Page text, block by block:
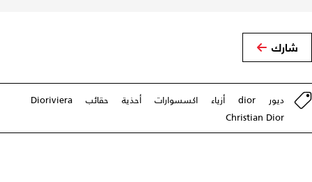
شارك
ديور dior أزياء اكسسوارات أحذية حقائب
Dioriviera
Christian Dior